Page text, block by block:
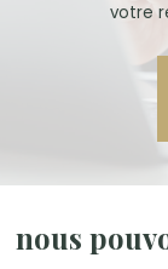
votre
nous